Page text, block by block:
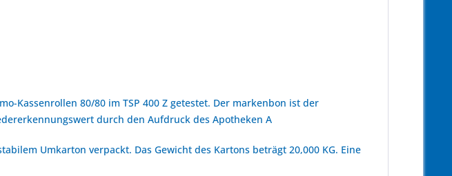
Kassenrollen 80/80 im TSP 400 Z getestet. Der markenbon ist der
durch den Aufdruck des Apotheken A
Umkarton verpackt. Das Gewicht des Kartons beträgt 20,000 KG. Eine